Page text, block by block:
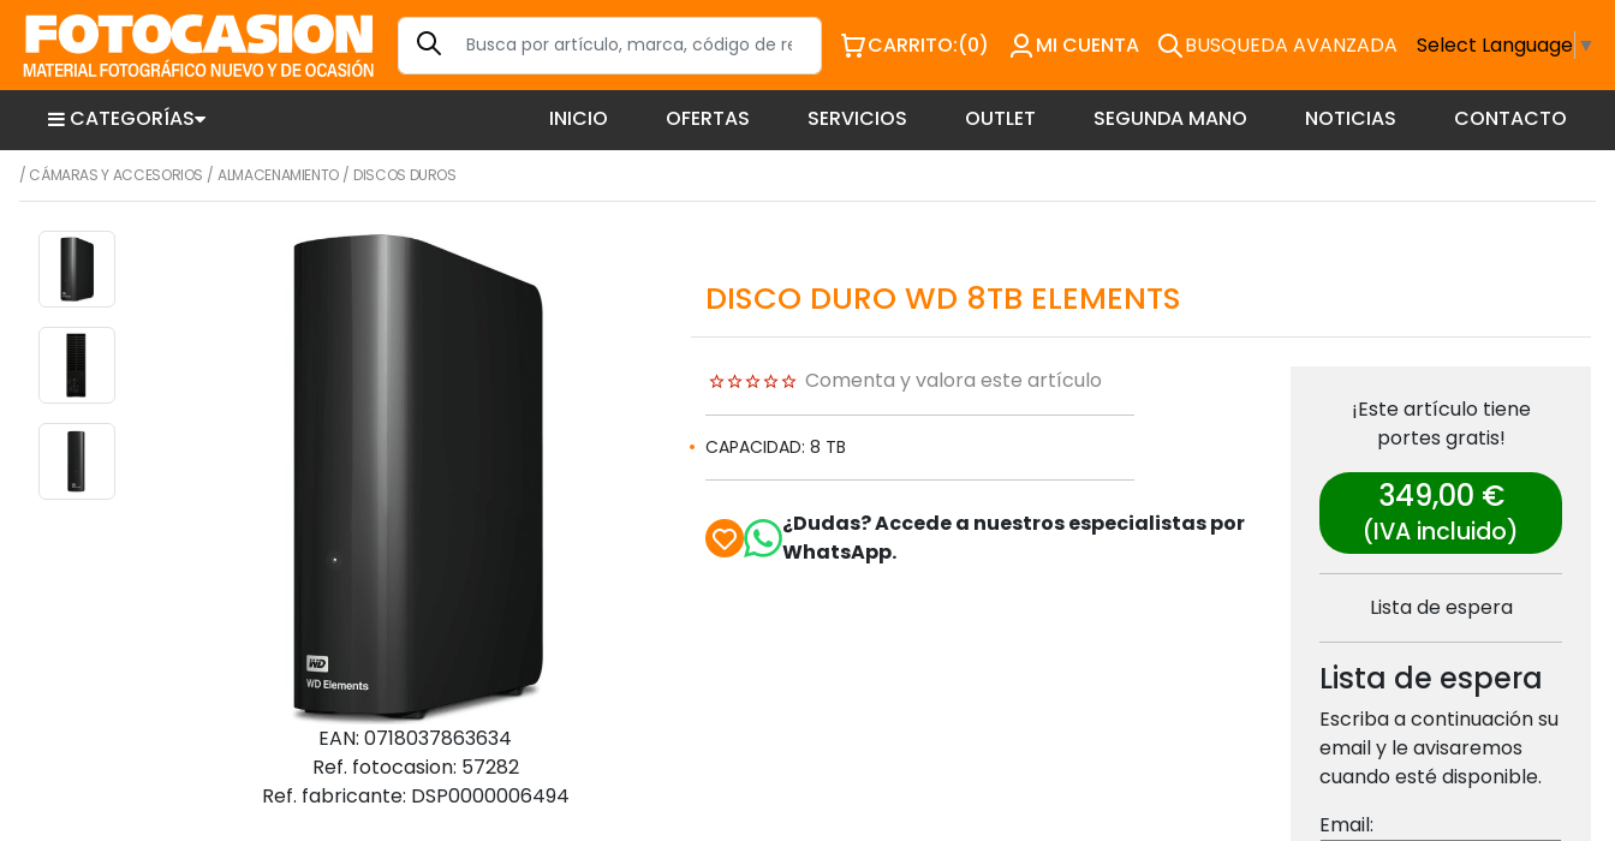
CARRITO:(0) MI CUENTA BUSQUEDA AVANZADA Select Language ▼
CATEGORÍAS INICIO OFERTAS SERVICIOS OUTLET SEGUNDA MANO NOTICIAS CONTACTO
/ CÁMARAS Y ACCESORIOS /ALMACENAMIENTO / DISCOS DUROS
EAN: 0718037863634
Ref. fotocasion: 57282
Ref. fabricante: DSP0000006494
DISCO DURO WD 8TB ELEMENTS
Comenta y valora este artículo
CAPACIDAD: 8 TB
¿Dudas? Accede a nuestros especialistas por
WhatsApp.
¡Este artículo tiene
portes gratis!
349,00 €
(IVA incluido)
Lista de espera
Lista de espera
Escriba a continuación su
email y le avisaremos
cuando esté disponible.
Email: